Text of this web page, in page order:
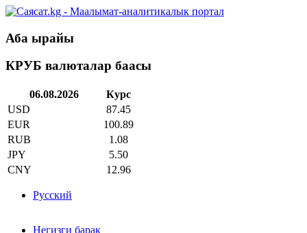
Аба ырайы
КРУБ валюталар баасы
06.08.2026
Курс
USD
87.45
EUR
100.89
RUB
1.08
JPY
5.50
CNY
12.96
Русский
Негизги барак